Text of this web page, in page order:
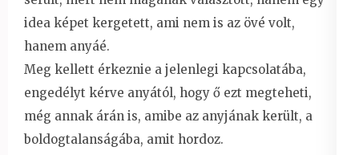
idea képet kergetett, ami nem is az övé volt,
hanem anyáé.
Meg kellett érkeznie a jelenlegi kapcsolatába,
engedélyt kérve anyától, hogy ő ezt megteheti,
még annak árán is, amibe az anyjának került, a
boldogtalanságába, amit hordoz.